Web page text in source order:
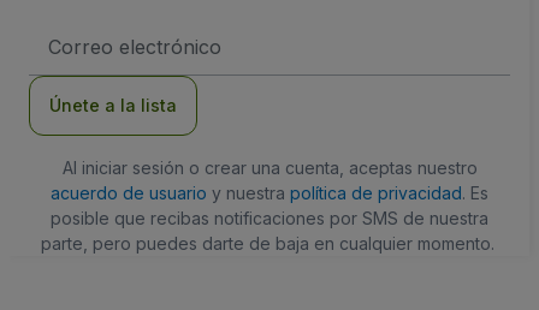
de
Únete a la lista
Al iniciar sesión o crear una cuenta, aceptas nuestro
acuerdo de usuario y nuestra política de privacidad. Es
posible que recibas notificaciones por SMS de nuestra
parte, pero puedes darte de baja en cualquier momento.